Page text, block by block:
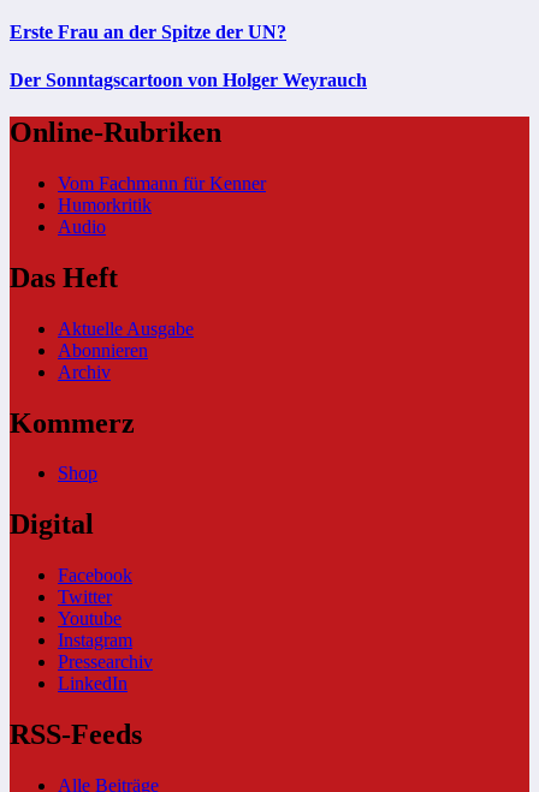
Erste Frau an der Spitze der UN?
Der Sonntagscartoon von Holger Weyrauch
Online-Rubriken
Vom Fachmann für Kenner
Humorkritik
Audio
Das Heft
Aktuelle Ausgabe
Abonnieren
Archiv
Kommerz
Shop
Digital
Facebook
Twitter
Youtube
Instagram
Pressearchiv
LinkedIn
RSS-Feeds
Alle Beiträge